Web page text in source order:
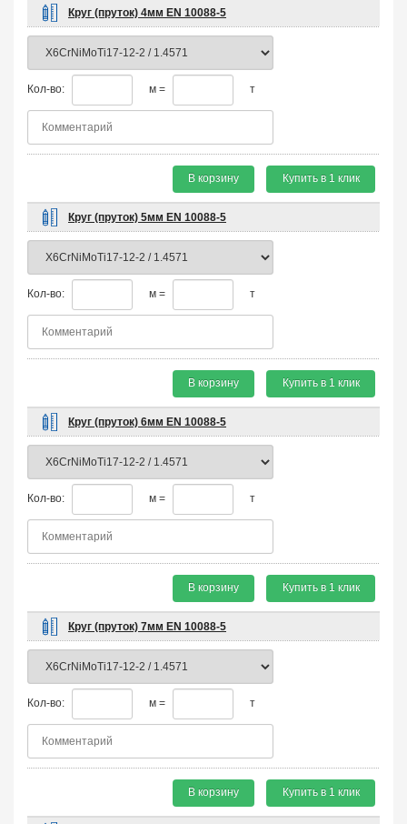
Круг (пруток) 4мм EN 10088-5
Кол-во: м = т
В корзину Купить в 1 клик
Круг (пруток) 5мм EN 10088-5
Кол-во: м = т
В корзину Купить в 1 клик
Круг (пруток) 6мм EN 10088-5
Кол-во: м = т
В корзину Купить в 1 клик
Круг (пруток) 7мм EN 10088-5
Кол-во: м = т
В корзину Купить в 1 клик